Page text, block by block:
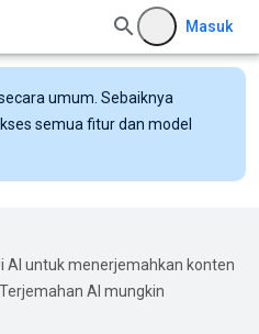
Masuk
umum. Sebaiknya
semua fitur dan model
AI untuk menerjemahkan konten
AI mungkin